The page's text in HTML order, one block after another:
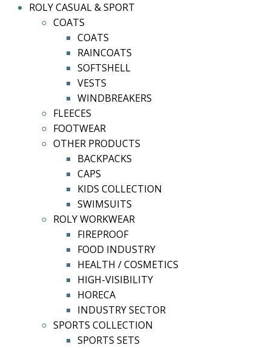
ROLY CASUAL & SPORT
COATS
COATS
RAINCOATS
SOFTSHELL
VESTS
WINDBREAKERS
FLEECES
FOOTWEAR
OTHER PRODUCTS
BACKPACKS
CAPS
KIDS COLLECTION
SWIMSUITS
ROLY WORKWEAR
FIREPROOF
FOOD INDUSTRY
HEALTH / COSMETICS
HIGH-VISIBILITY
HORECA
INDUSTRY SECTOR
SPORTS COLLECTION
SPORTS SETS